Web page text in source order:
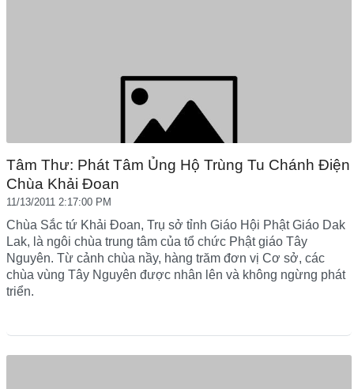
Tâm Thư: Phát Tâm Ủng Hộ Trùng Tu Chánh Điện
Chùa Khải Đoan
11/13/2011 2:17:00 PM
Chùa Sắc tứ Khải Đoan, Trụ sở tỉnh Giáo Hội Phật Giáo Dak
Lak, là ngôi chùa trung tâm của tổ chức Phật giáo Tây
Nguyên. Từ cảnh chùa nầy, hàng trăm đơn vị Cơ sở, các
chùa vùng Tây Nguyên được nhân lên và không ngừng phát
triển.